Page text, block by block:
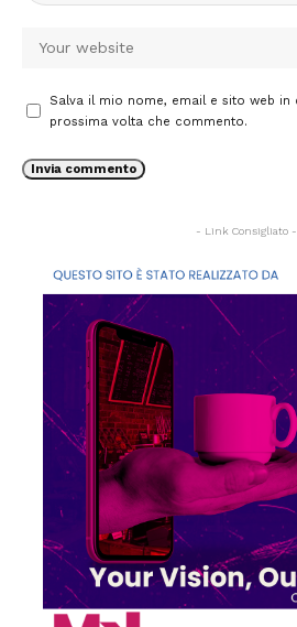
Salva il mio nome, email e sito web in
prossima volta che commento.
- Link Consigliato -